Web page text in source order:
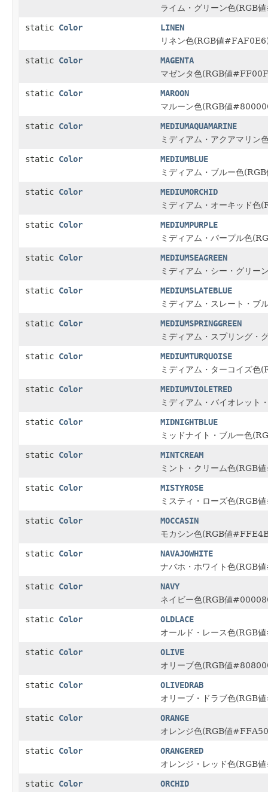
ライム・グリーン色(RGB
static Color LINEN
リネン色(RGB値
static Color MAGENTA
マゼンタ色(RGB値
static Color MAROON
マルーン色(RGB値
static Color MEDIUMAQUAMARINE
ミディアム・アクアマリ
static Color MEDIUMBLUE
ミディアム・ブルー色
static Color MEDIUMORCHID
ミディアム・オーキッド
static Color MEDIUMPURPLE
ミディアム・パープル色
static Color MEDIUMSEAGREEN
ミディアム・シー・グリ
static Color MEDIUMSLATEBLUE
ミディアム・スレート・
static Color MEDIUMSPRINGGREEN
ミディアム・スプリング
static Color MEDIUMTURQUOISE
ミディアム・ターコイズ
static Color MEDIUMVIOLETRED
ミディアム・バイオレッ
static Color MIDNIGHTBLUE
ミッドナイト・ブルー色
static Color MINTCREAM
ミント・クリーム色(RGB
static Color MISTYROSE
ミスティ・ローズ色(RGB
static Color MOCCASIN
モカシン色(RGB値
static Color NAVAJOWHITE
ナバホ・ホワイト色(RGB
static Color NAVY
ネイビー色(RGB値
static Color OLDLACE
オールド・レース色(RGB
static Color OLIVE
オリーブ色(RGB値
static Color OLIVEDRAB
オリーブ・ドラブ色(RGB
static Color ORANGE
オレンジ色(RGB値
static Color ORANGERED
オレンジ・レッド色(RGB
static Color ORCHID